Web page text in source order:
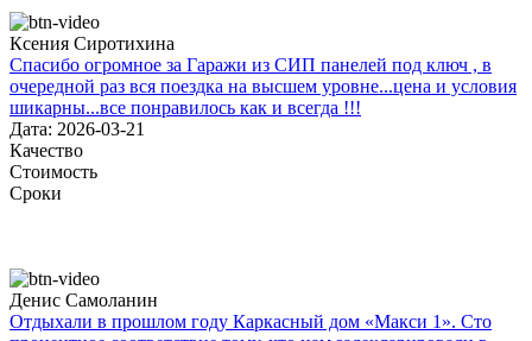
Ксения Сиротихина
Спасибо огромное за Гаражи из СИП панелей под ключ , в
очередной раз вся поездка на высшем уровне...цена и условия
шикарны...все понравилось как и всегда !!!
Дата: 2026-03-21
Качество
Стоимость
Сроки
Денис Самоланин
Отдыхали в прошлом году Каркасный дом «Макси 1». Сто